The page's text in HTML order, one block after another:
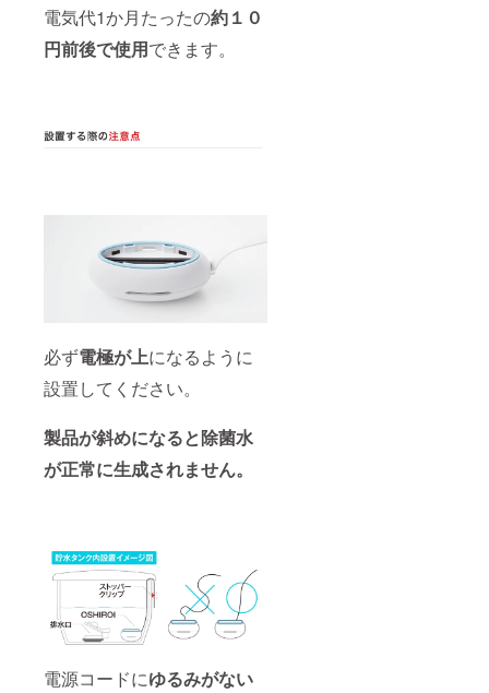
電気代1か月たったの約１０
円前後で使用できます。
必ず電極が上になるように
設置してください。
製品が斜めになると除菌水
が正常に生成されません。
電源コードにゆるみがない